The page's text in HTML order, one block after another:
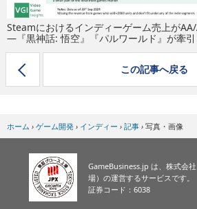
Steamにおけるインディーゲーム売上が
―『黒神話: 悟空』『パルワールド』が牽引
この記事へ戻る
ホーム › ゲーム開発 › インディー › 記事 › 写真・画像
GameBusiness.jp は、株式会
場）の運営するサービスです。
証券コード：6038